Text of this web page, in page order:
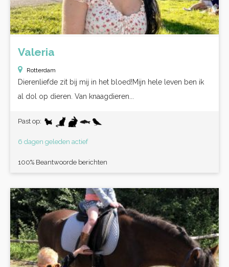
Valeria
Rotterdam
Dierenliefde zit bij mij in het bloed!Mijn hele leven ben ik
al dol op dieren. Van knaagdieren...
Past op:
6 dagen geleden actief
100% Beantwoorde berichten